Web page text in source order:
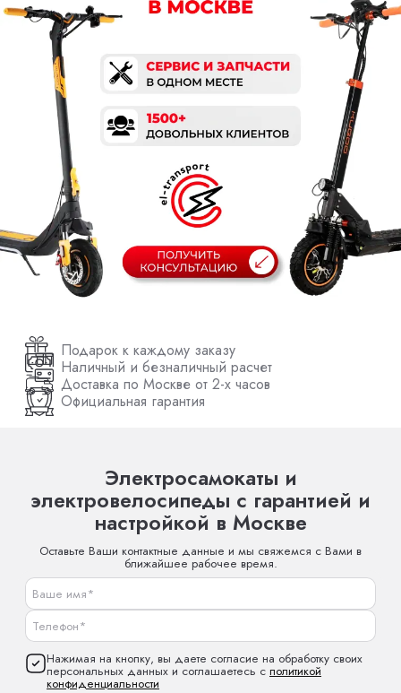
Подарок к каждому заказу
Наличный и безналичный расчет
Доставка по Москве от 2-х часов
Официальная гарантия
Электросамокаты и
электровелосипеды с гарантией и
настройкой в Москве
Оставьте Ваши контактные данные и мы свяжемся с Вами в
ближайшее рабочее время.
Нажимая на кнопку, вы даете согласие на обработку своих
персональных данных и соглашаетесь с политикой
конфиденциальности